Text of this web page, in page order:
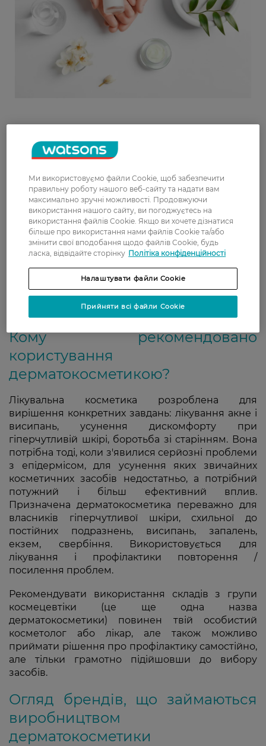
Кому рекомендовано
користування
дерматокосметикою?
Лікувальна косметика розроблена для
вирішення конкретних завдань: лікування акне і
висипань, усунення дискомфорту при
гіперчутливій шкірі, боротьба зі старінням. Вона
потрібна тоді, коли з'явилися серйозні проблеми
з епідермісом, для усунення яких звичайних
косметичних засобів недостатньо, а потрібний
потужний і більш ефективний вплив.
Призначена дерматокосметика переважно для
власників гіперчутливої шкіри, схильної до
постійних подразнень, висипань, запалень,
екзем, свербіння. Використовується для
лікування і профілактики повторення /
посилення проблем.
Рекомендувати використання складів з групи
космецевтіки (це ще одна назва
дерматокосметики) повинен твій особистий
косметолог або лікар, але також можливо
приймати рішення про профілактику самостійно,
але тільки грамотно підійшовши до вибору
засобів.
Огляд брендів, що займаються
виробництвом
дерматокосметики
Ми використовуємо файли Cookie, щоб забезпечити
правильну роботу нашого веб-сайту та надати вам
максимально зручні можливості. Продовжуючи
використання нашого сайту, ви погоджуєтесь на
використання файлів Cookie. Якщо ви хочете дізнатися
більше про використання нами файлів Cookie та/або
змінити свої вподобання щодо файлів Cookie, будь
ласка, відвідайте сторінку Політіка конфіденційності
Налаштувати файли Cookie
Прийняти всі файли Cookie